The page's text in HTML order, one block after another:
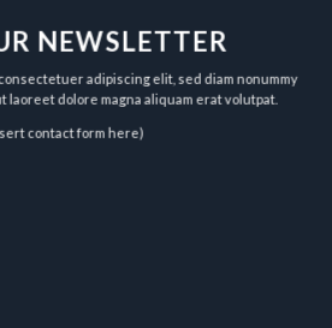
NEWSLETTER
adipiscing elit, sed diam nonummy
laoreet dolore magna aliquam erat volutpat.
contact form here)